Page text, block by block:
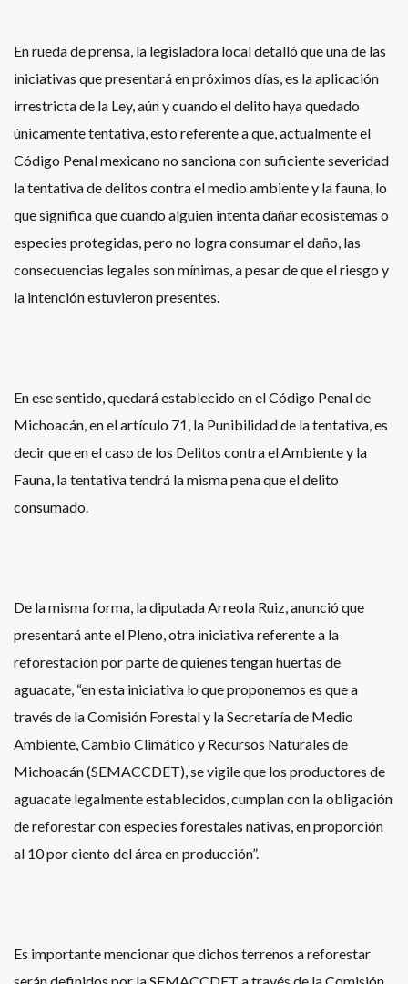
En rueda de prensa, la legisladora local detalló que una de las
iniciativas que presentará en próximos días, es la aplicación
irrestricta de la Ley, aún y cuando el delito haya quedado
únicamente tentativa, esto referente a que, actualmente el
Código Penal mexicano no sanciona con suficiente severidad
la tentativa de delitos contra el medio ambiente y la fauna, lo
que significa que cuando alguien intenta dañar ecosistemas o
especies protegidas, pero no logra consumar el daño, las
consecuencias legales son mínimas, a pesar de que el riesgo y
la intención estuvieron presentes.
En ese sentido, quedará establecido en el Código Penal de
Michoacán, en el artículo 71, la Punibilidad de la tentativa, es
decir que en el caso de los Delitos contra el Ambiente y la
Fauna, la tentativa tendrá la misma pena que el delito
consumado.
De la misma forma, la diputada Arreola Ruiz, anunció que
presentará ante el Pleno, otra iniciativa referente a la
reforestación por parte de quienes tengan huertas de
aguacate, “en esta iniciativa lo que proponemos es que a
través de la Comisión Forestal y la Secretaría de Medio
Ambiente, Cambio Climático y Recursos Naturales de
Michoacán (SEMACCDET), se vigile que los productores de
aguacate legalmente establecidos, cumplan con la obligación
de reforestar con especies forestales nativas, en proporción
al 10 por ciento del área en producción”.
Es importante mencionar que dichos terrenos a reforestar